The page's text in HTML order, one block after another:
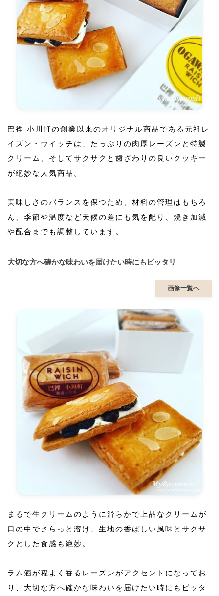
巴裡 小川軒の創業以来のオリジナル商品である元祖レ
イズン・ウイッチは、たっぷりの肉厚レーズンと特製
クリーム、そしてサクサクと歯ざわりの良いクッキー
が絶妙な人気商品。
美味しさのバランスを保つため、材料の管理はもちろ
ん、季節や温度など天候の差にも気を配り、焼き加減
や配合までも調整しています。
大切な方へ確かな味わいを届けたい時にもピッタリ
画像一覧へ
まるで生クリームのように滑らかで上品なクリームが
口の中でさらっと溶け、生地の香ばしい風味とサクサ
クとした食感も絶妙。
ラム酒が程よく香るレーズンがアクセントになってお
り、大切な方へ確かな味わいを届けたい時にもピッタ